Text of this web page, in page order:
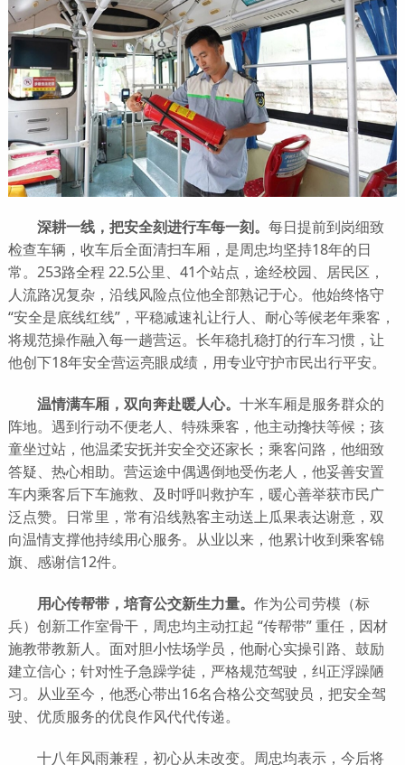
深耕一线，把安全刻进行车每一刻。 每日提前到岗细致
检查车辆，收车后全面清扫车厢，是周忠均坚持18年的日
常。253路全程 22.5公里、41个站点，途经校园、居民区，
人流路况复杂，沿线风险点位他全部熟记于心。他始终恪守
“安全是底线红线”，平稳减速礼让行人、耐心等候老年乘客，
将规范操作融入每一趟营运。长年稳扎稳打的行车习惯，让
他创下18年安全营运亮眼成绩，用专业守护市民出行平安。
温情满车厢，双向奔赴暖人心。 十米车厢是服务群众的
阵地。遇到行动不便老人、特殊乘客，他主动搀扶等候；孩
童坐过站，他温柔安抚并安全交还家长；乘客问路，他细致
答疑、热心相助。营运途中偶遇倒地受伤老人，他妥善安置
车内乘客后下车施救、及时呼叫救护车，暖心善举获市民广
泛点赞。日常里，常有沿线熟客主动送上瓜果表达谢意，双
向温情支撑他持续用心服务。从业以来，他累计收到乘客锦
旗、感谢信12件。
用心传帮带，培育公交新生力量。 作为公司劳模（标
兵）创新工作室骨干，周忠均主动扛起 “传帮带” 重任，因材
施教带教新人。面对胆小怯场学员，他耐心实操引路、鼓励
建立信心；针对性子急躁学徒，严格规范驾驶，纠正浮躁陋
习。从业至今，他悉心带出16名合格公交驾驶员，把安全驾
驶、优质服务的优良作风代代传递。
十八年风雨兼程，初心从未改变。周忠均表示，今后将